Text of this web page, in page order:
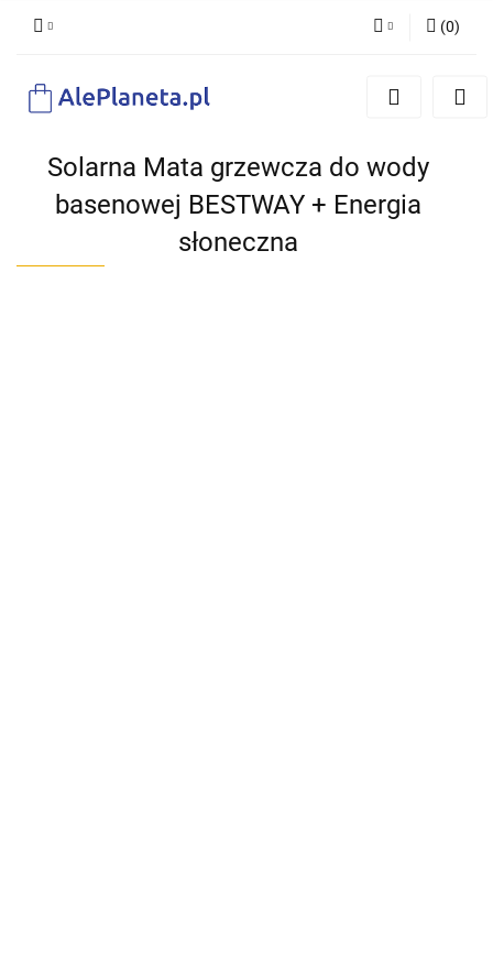
Zaloguj się
(0)
Solarna Mata grzewcza do wody
basenowej BESTWAY + Energia
słoneczna